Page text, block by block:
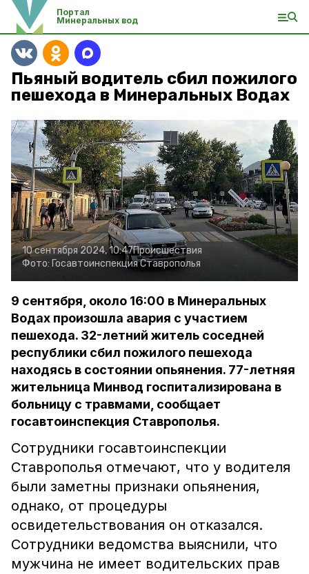
Портал
Минеральных вод
Пьяный водитель сбил пожилого
пешехода в Минеральных Водах
10 сентября 2024, 10:47Происшествия
Фото: Госавтоинспекция Ставрополья
9 сентября, около 16:00 в Минеральных
Водах произошла авария с участием
пешехода. 32-летний житель соседней
республики сбил пожилого пешехода
находясь в состоянии опьянения. 77-летняя
жительница Минвод госпитализирована в
больницу с травмами, сообщает
госавтоинспекция Ставрополья.
Сотрудники госавтоинспекции
Ставрополья отмечают, что у водителя
были заметны признаки опьянения,
однако, от процедуры
освидетельствования он отказался.
Сотрудники ведомства выяснили, что
мужчина не имеет водительских прав